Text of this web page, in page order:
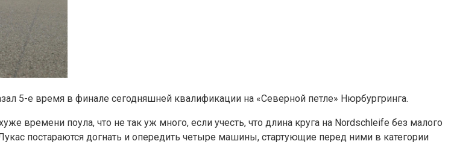
5-е время в финале сегодняшней квалификации на «Северной петле» Нюрбургринга.
времени поула, что не так уж много, если учесть, что длина круга на Nordschleife без малого
постараются догнать и опередить четыре машины, стартующие перед ними в категории